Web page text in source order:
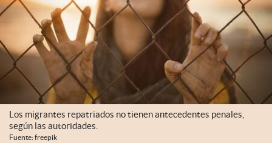
Los migrantes repatriados no tienen antecedentes penales,
según las autoridades.
Fuente: freepik